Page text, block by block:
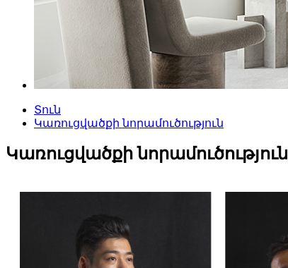
Տուն
Կառուցվածքի նորամուծություն
Կառուցվածքի նորամուծություն